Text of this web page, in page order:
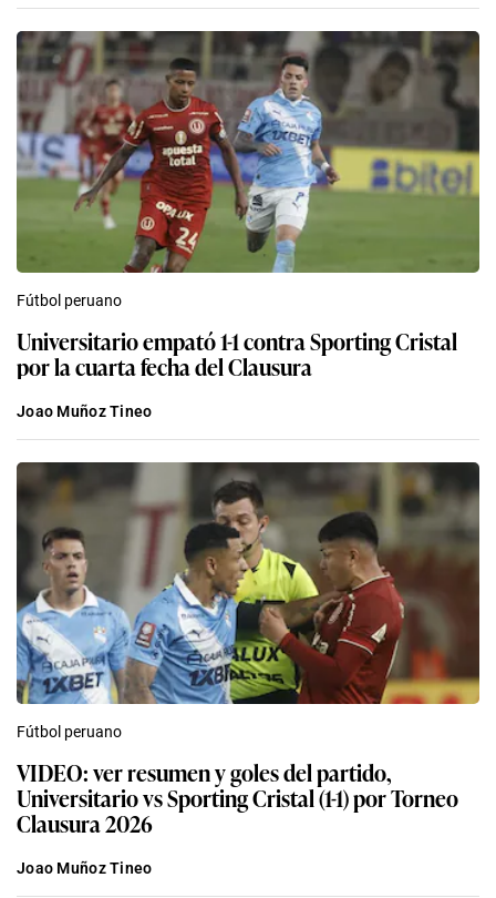
Fútbol peruano
Universitario empató 1-1 contra Sporting Cristal
por la cuarta fecha del Clausura
Joao Muñoz Tineo
Fútbol peruano
VIDEO: ver resumen y goles del partido,
Universitario vs Sporting Cristal (1-1) por Torneo
Clausura 2026
Joao Muñoz Tineo